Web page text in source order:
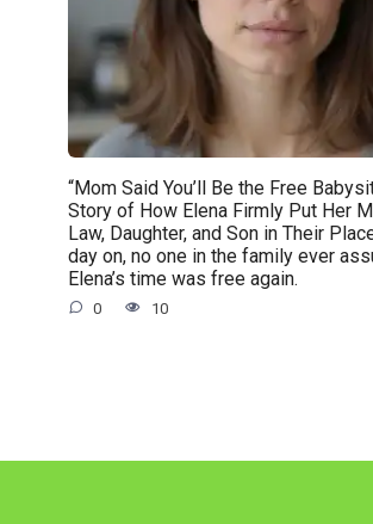
“Mom Said You’ll Be the Free
Story of How Elena Firmly Put Her
Law, Daughter, and Son in Their
day on, no one in the family ever
Elena’s time was free again.
0 10